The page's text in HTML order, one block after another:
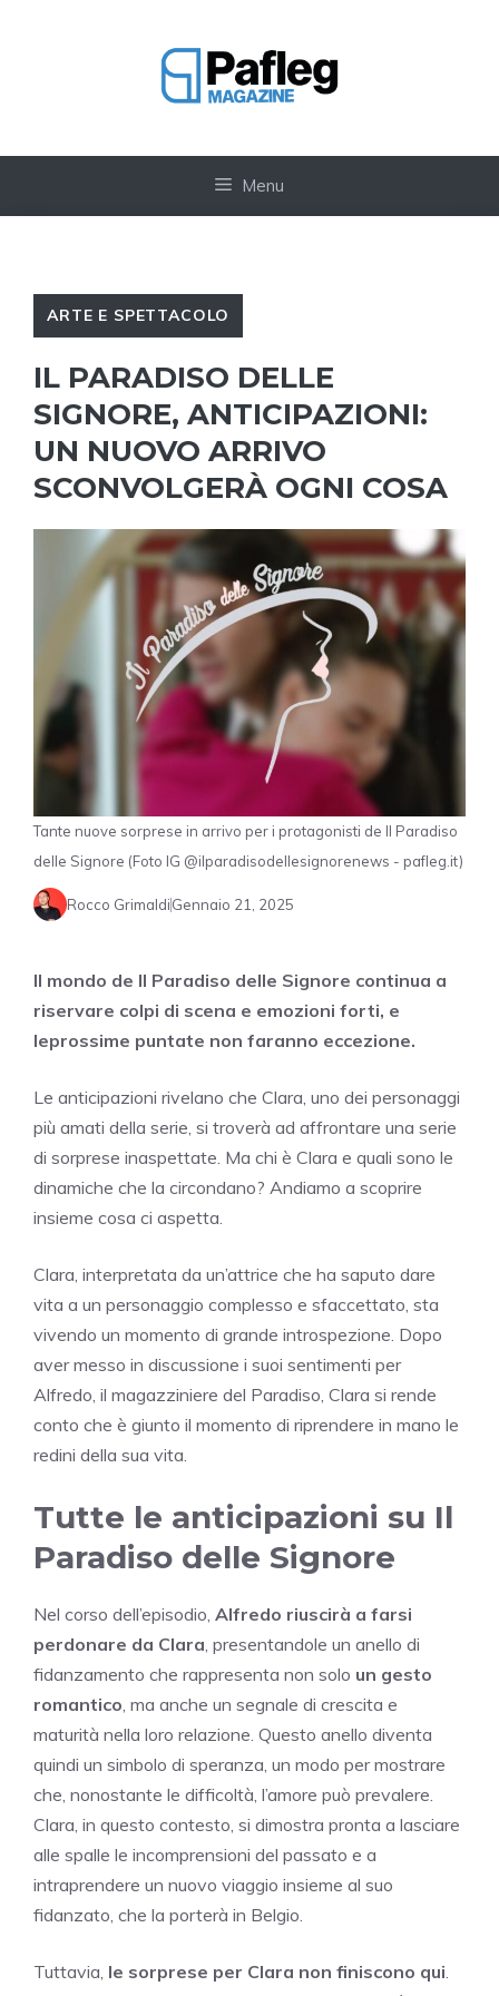
Menu
ARTE E SPETTACOLO
IL PARADISO DELLE
SIGNORE, ANTICIPAZIONI:
UN NUOVO ARRIVO
SCONVOLGERÀ OGNI COSA
Tante nuove sorprese in arrivo per i protagonisti de Il Paradiso
delle Signore (Foto IG @ilparadisodellesignorenews - pafleg.it)
Rocco GrimaldiGennaio 21, 2025
Il mondo de Il Paradiso delle Signore continua a
riservare colpi di scena e emozioni forti, e
leprossime puntate non faranno eccezione.
Le anticipazioni rivelano che Clara, uno dei personaggi
più amati della serie, si troverà ad affrontare una serie
di sorprese inaspettate. Ma chi è Clara e quali sono le
dinamiche che la circondano? Andiamo a scoprire
insieme cosa ci aspetta.
Clara, interpretata da un’attrice che ha saputo dare
vita a un personaggio complesso e sfaccettato, sta
vivendo un momento di grande introspezione. Dopo
aver messo in discussione i suoi sentimenti per
Alfredo, il magazziniere del Paradiso, Clara si rende
conto che è giunto il momento di riprendere in mano le
redini della sua vita.
Tutte le anticipazioni su Il
Paradiso delle Signore
Nel corso dell’episodio, Alfredo riuscirà a farsi
perdonare da Clara, presentandole un anello di
fidanzamento che rappresenta non solo un gesto
romantico, ma anche un segnale di crescita e
maturità nella loro relazione. Questo anello diventa
quindi un simbolo di speranza, un modo per mostrare
che, nonostante le difficoltà, l’amore può prevalere.
Clara, in questo contesto, si dimostra pronta a lasciare
alle spalle le incomprensioni del passato e a
intraprendere un nuovo viaggio insieme al suo
fidanzato, che la porterà in Belgio.
Tuttavia, le sorprese per Clara non finiscono qui.